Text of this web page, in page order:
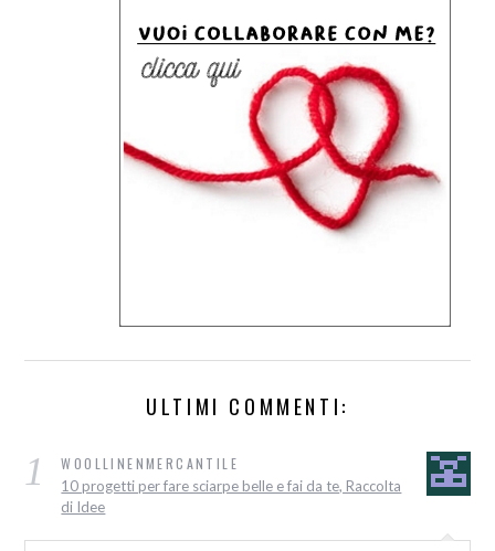
ULTIMI COMMENTI:
1 WOOLLINENMERCANTILE
10 progetti per fare sciarpe belle e fai da te, Raccolta
di Idee